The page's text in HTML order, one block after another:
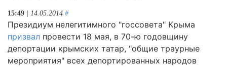
15:49 | 14.05.2014 #
Президиум нелегитимного "госсовета" Крыма
призвал провести 18 мая, в 70-ю годовщину
депортации крымских татар, "общие траурные
мероприятия" всех депортированных народов